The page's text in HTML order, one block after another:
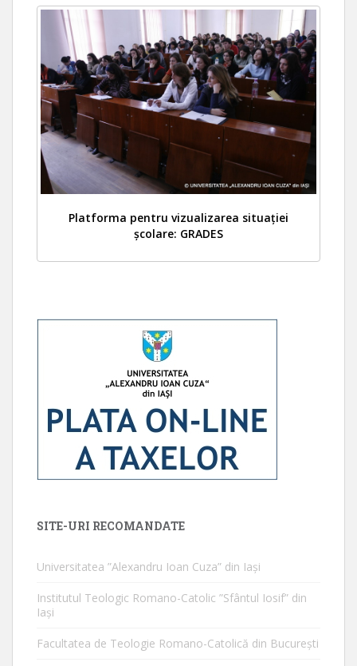
Platforma pentru vizualizarea situației
școlare: GRADES
SITE-URI RECOMANDATE
Universitatea ”Alexandru Ioan Cuza” din Iaşi
Institutul Teologic Romano-Catolic ”Sfântul Iosif” din
Iaşi
Facultatea de Teologie Romano-Catolică din Bucureşti